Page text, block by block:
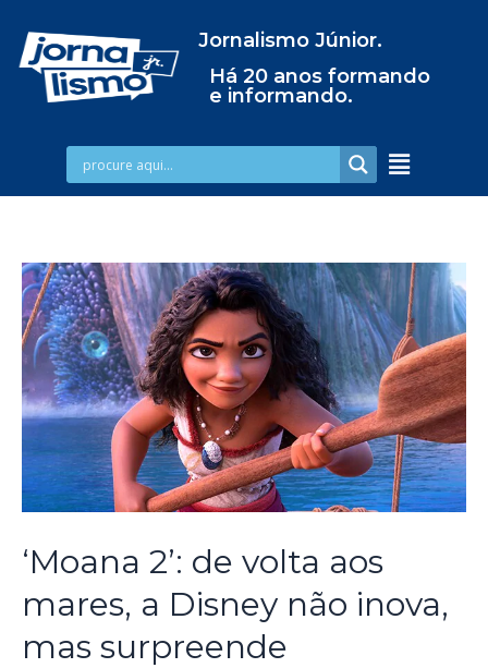
Jornalismo Júnior.
Há 20 anos formando
e informando.
‘Moana 2’: de volta aos
mares, a Disney não inova,
mas surpreende